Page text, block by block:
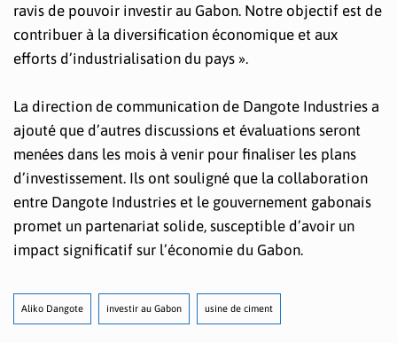
ravis de pouvoir investir au Gabon. Notre objectif est de
contribuer à la diversification économique et aux
efforts d’industrialisation du pays ».
La direction de communication de Dangote Industries a
ajouté que d’autres discussions et évaluations seront
menées dans les mois à venir pour finaliser les plans
d’investissement. Ils ont souligné que la collaboration
entre Dangote Industries et le gouvernement gabonais
promet un partenariat solide, susceptible d’avoir un
impact significatif sur l’économie du Gabon.
Aliko Dangote investir au Gabon usine de ciment